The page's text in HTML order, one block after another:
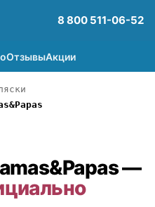
8 800 511-06-52
ОтзывыАкции
—